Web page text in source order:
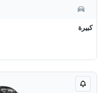
كبيرة